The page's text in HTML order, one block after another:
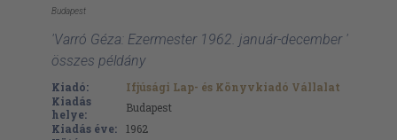
Budapest
'Varró Géza: Ezermester 1962. január-december '
összes példány
Kiadó:
Ifjúsági Lap- és Könyvkiadó Vállalat
Kiadás
helye:
Budapest
Kiadás éve:
1962